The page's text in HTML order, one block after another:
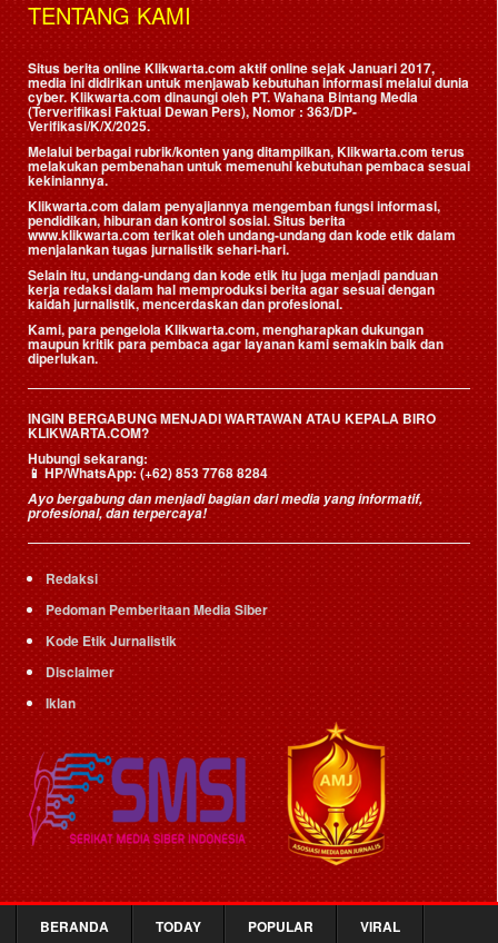
TENTANG KAMI
Situs berita online Klikwarta.com aktif online sejak Januari 2017,
media ini didirikan untuk menjawab kebutuhan informasi melalui dunia
cyber. Klikwarta.com dinaungi oleh PT. Wahana Bintang Media
(Terverifikasi Faktual Dewan Pers), Nomor : 363/DP-
Verifikasi/K/X/2025.
Melalui berbagai rubrik/konten yang ditampilkan, Klikwarta.com terus
melakukan pembenahan untuk memenuhi kebutuhan pembaca sesuai
kekiniannya.
Klikwarta.com dalam penyajiannya mengemban fungsi informasi,
pendidikan, hiburan dan kontrol sosial. Situs berita
www.klikwarta.com terikat oleh undang-undang dan kode etik dalam
menjalankan tugas jurnalistik sehari-hari.
Selain itu, undang-undang dan kode etik itu juga menjadi panduan
kerja redaksi dalam hal memproduksi berita agar sesuai dengan
kaidah jurnalistik, mencerdaskan dan profesional.
Kami, para pengelola Klikwarta.com, mengharapkan dukungan
maupun kritik para pembaca agar layanan kami semakin baik dan
diperlukan.
INGIN BERGABUNG MENJADI WARTAWAN ATAU KEPALA BIRO
KLIKWARTA.COM?
Hubungi sekarang:
📱HP/WhatsApp:(+62) 853 7768 8284
Ayo bergabung dan menjadi bagian dari media yang informatif,
profesional, dan terpercaya!
Redaksi
Pedoman Pemberitaan Media Siber
Kode Etik Jurnalistik
Disclaimer
Iklan
BERANDA TODAY POPULAR VIRAL